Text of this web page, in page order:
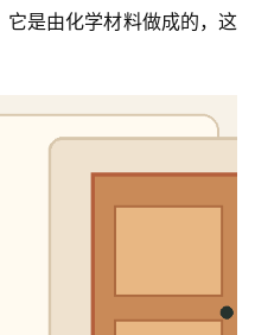
是由化学材料做成的，这